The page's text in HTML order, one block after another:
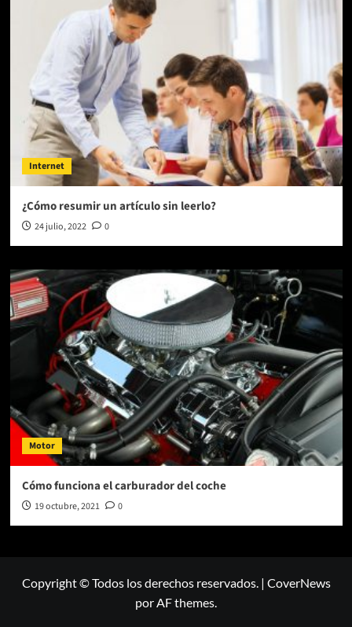
Internet
¿Cómo resumir un artículo sin leerlo?
24 julio, 2022 0
Motor
Cómo funciona el carburador del coche
19 octubre, 2021 0
Copyright © Todos los derechos reservados. | CoverNews
por AF themes.